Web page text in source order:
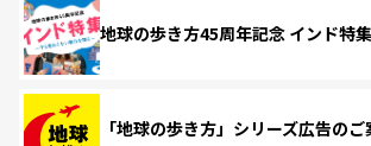
地球の歩き方45周年記念 インド特集
「地球の歩き方」シリーズ広告のご